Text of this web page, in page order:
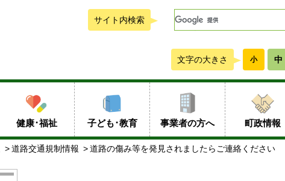
サイト内検索
中
小
文字の大きさ
健康･福祉 子ども･教育 事業者の方へ 町政情報
道路交通規制情報 道路の傷み等を発見されましたらご連絡ください